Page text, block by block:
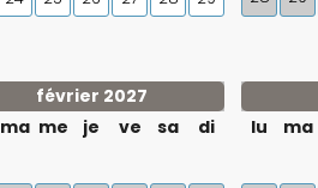
février 2027
ma me je ve sa di
lu
ma